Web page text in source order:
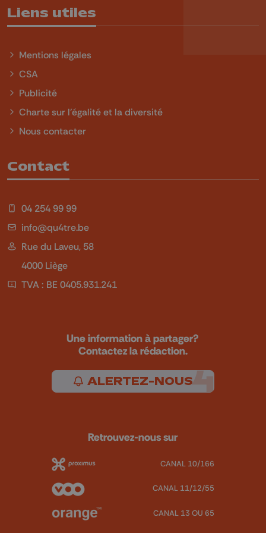
Liens utiles
Mentions légales
CSA
Publicité
Charte sur l'égalité et la diversité
Nous contacter
Contact
04 254 99 99
info@qu4tre.be
Rue du Laveu, 58
4000 Liège
TVA : BE 0405.931.241
Une information à partager?
Contactez la rédaction.
ALERTEZ-NOUS
Retrouvez-nous sur
CANAL 10/166
CANAL 11/12/55
CANAL 13 OU 65